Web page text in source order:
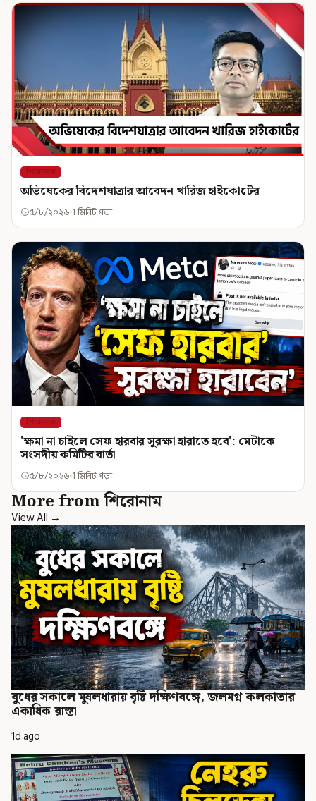
শিরোনাম
অভিষেকের বিদেশযাত্রার আবেদন খারিজ হাইকোর্টের
৫/৮/২০২৬ 1 মিনিট পড়া
শিরোনাম
'ক্ষমা না চাইলে সেফ হারবার সুরক্ষা হারাতে হবে': মেটাকে
সংসদীয় কমিটির বার্তা
৫/৮/২০২৬ 1 মিনিট পড়া
More from শিরোনাম
View All →
বুধের সকালে মুষলধারায় বৃষ্টি দক্ষিণবঙ্গে, জলমগ্ন কলকাতার
একাধিক রাস্তা
1d ago